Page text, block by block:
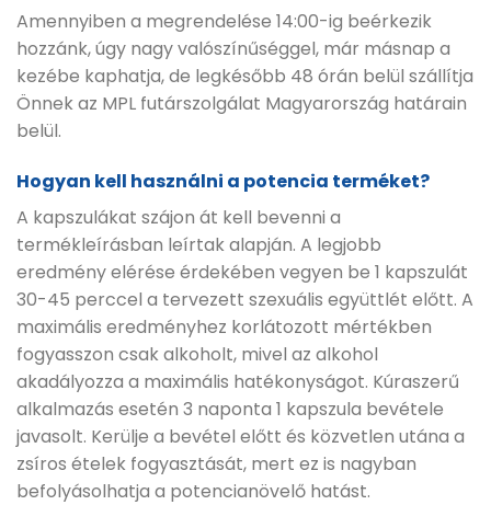
Amennyiben a megrendelése 14:00-ig beérkezik
hozzánk, úgy nagy valószínűséggel, már másnap a
kezébe kaphatja, de legkésőbb 48 órán belül szállítja
Önnek az MPL futárszolgálat Magyarország határain
belül.
Hogyan kell használni a potencia terméket?
A kapszulákat szájon át kell bevenni a
termékleírásban leírtak alapján. A legjobb
eredmény elérése érdekében vegyen be 1 kapszulát
30-45 perccel a tervezett szexuális együttlét előtt. A
maximális eredményhez korlátozott mértékben
fogyasszon csak alkoholt, mivel az alkohol
akadályozza a maximális hatékonyságot. Kúraszerű
alkalmazás esetén 3 naponta 1 kapszula bevétele
javasolt. Kerülje a bevétel előtt és közvetlen utána a
zsíros ételek fogyasztását, mert ez is nagyban
befolyásolhatja a potencianövelő hatást.